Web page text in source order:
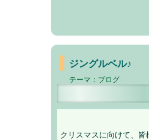
ジングルベル♪
テーマ： ブログ
クリスマスに向けて、